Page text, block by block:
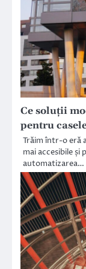
Ce soluții
pentru
Trăim într-o eră
mai accesibile
automatizarea…